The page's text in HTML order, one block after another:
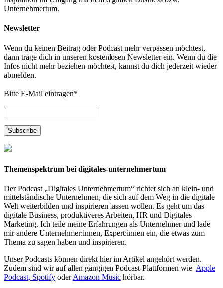
Unternehmertum.
Newsletter
Wenn du keinen Beitrag oder Podcast mehr verpassen möchtest,
dann trage dich in unseren kostenlosen Newsletter ein. Wenn du die
Infos nicht mehr beziehen möchtest, kannst du dich jederzeit wieder
abmelden.
Bitte E-Mail eintragen*
Themenspektrum bei digitales-unternehmertum
Der Podcast „Digitales Unternehmertum“ richtet sich an klein- und
mittelständische Unternehmen, die sich auf dem Weg in die digitale
Welt weiterbilden und inspirieren lassen wollen. Es geht um das
digitale Business, produktiveres Arbeiten, HR und Digitales
Marketing. Ich teile meine Erfahrungen als Unternehmer und lade
mir andere Unternehmer:innen, Expert:innen ein, die etwas zum
Thema zu sagen haben und inspirieren.
Unser Podcasts können direkt hier im Artikel angehört werden.
Zudem sind wir auf allen gängigen Podcast-Plattformen wie Apple
Podcast, Spotify oderAmazon Music hörbar.